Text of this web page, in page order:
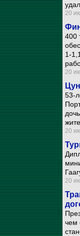
20
400
1-
20
53-
20
20
чем